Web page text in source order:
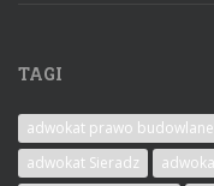
TAGI
adwokat prawo budowlane
adwokat Sieradz